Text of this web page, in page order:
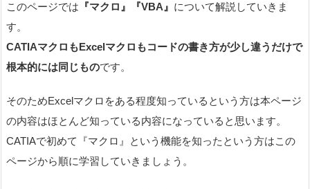
このページでは 『マクロ』『VBA』 について解説していきま
す。
CATIAマクロもExcelマクロもコードの書き方が少し違うだけで
根本的には同じものです。
そのためExcelマクロをある程度知っているという方は本ページ
の内容はほとんど知っている内容になっていると思います。
CATIAで初めて『マクロ』という機能を知ったという方はこの
ページから順に学習していきましょう。